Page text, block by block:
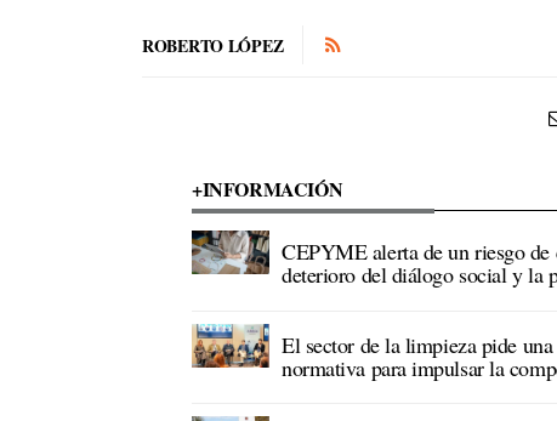
ROBERTO LÓPEZ
+INFORMACIÓN
CEPYME alerta de un riesgo
deterioro del diálogo social y la
El sector de la limpieza pide
normativa para impulsar la